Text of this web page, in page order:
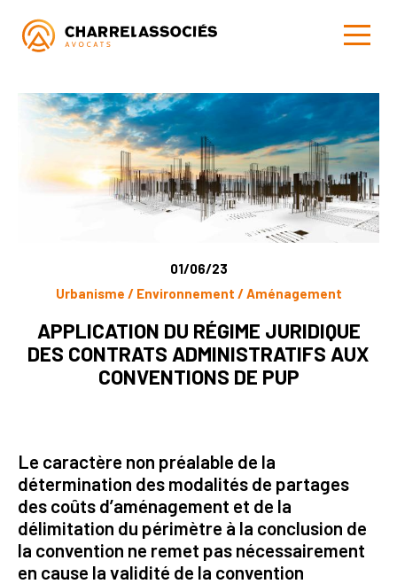
01/06/23
Urbanisme / Environnement / Aménagement
APPLICATION DU RÉGIME JURIDIQUE
DES CONTRATS ADMINISTRATIFS AUX
CONVENTIONS DE PUP
Le caractère non préalable de la
détermination des modalités de partages
des coûts d’aménagement et de la
délimitation du périmètre à la conclusion de
la convention ne remet pas nécessairement
en cause la validité de la convention